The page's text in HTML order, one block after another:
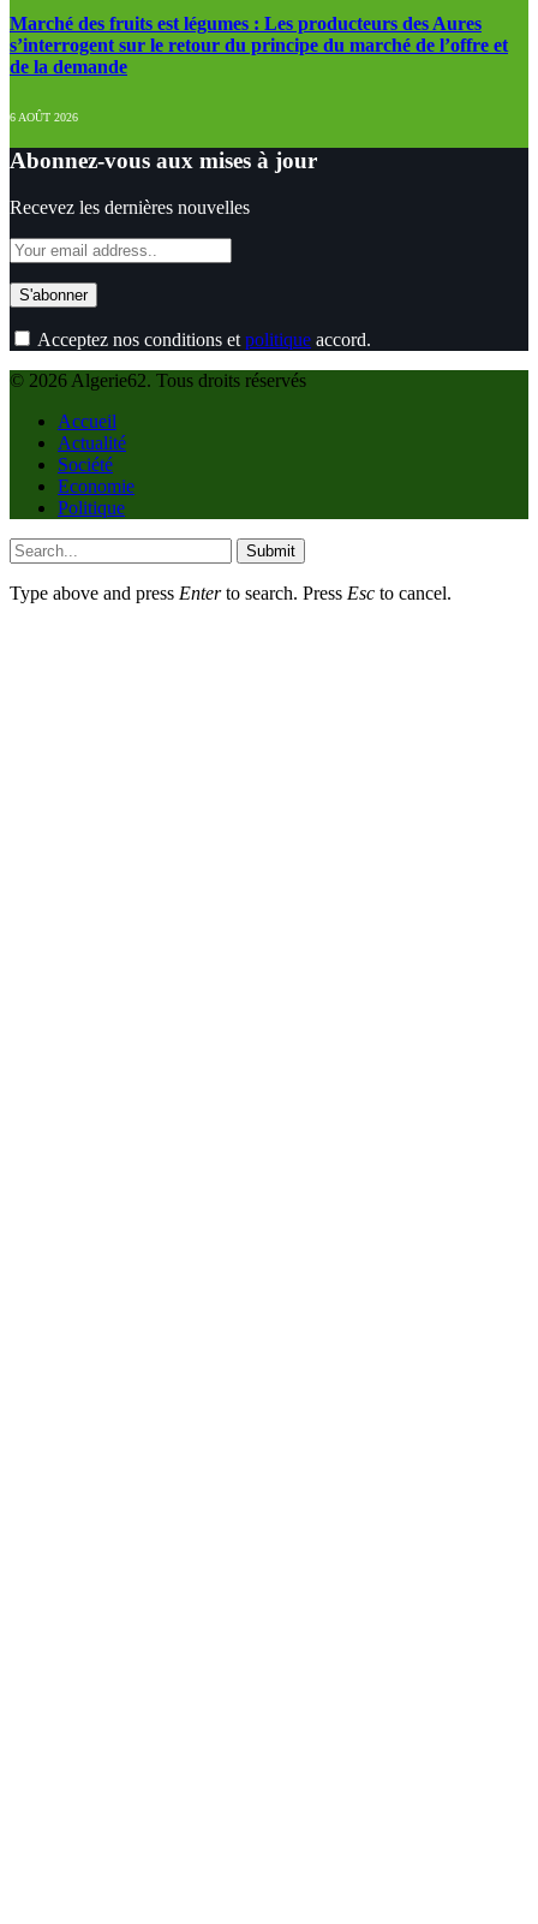
Marché des fruits est légumes : Les producteurs des Aures
s’interrogent sur le retour du principe du marché de l’offre et
de la demande
6 AOÛT 2026
Abonnez-vous aux mises à jour
Recevez les dernières nouvelles
Acceptez nos conditions et politique accord.
© 2026 Algerie62. Tous droits réservés
Accueil
Actualité
Société
Economie
Politique
Submit
Type above and press Enterto search. Press Esc to cancel.